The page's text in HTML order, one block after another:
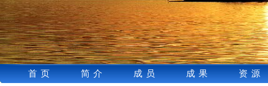
首页 简介 成员 成果 资源